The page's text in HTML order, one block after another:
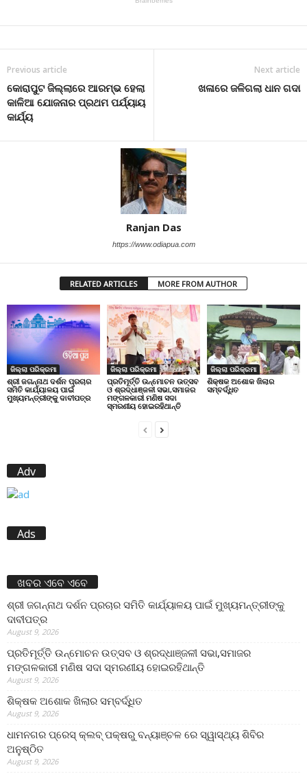
Previous article
କୋରାପୁଟ ଜିଲ୍ଲାରେ ଆରମ୍ଭ ହେଲା
କାଳିଆ ଯୋଜନାର ପ୍ରଥମ ପର୍ଯ୍ୟାୟ
କାର୍ଯ୍ୟ
Next article
ଖଳାରେ ଜଳିଗଲା ଧାନ ଗଦା
Ranjan Das
https://www.odiapua.com
RELATED ARTICLES MORE FROM AUTHOR
ଜିଲ୍ଲା ପରିକ୍ରମା
ଶ୍ରୀ ଜଗନ୍ନାଥ ଦର୍ଶନ ପ୍ରଚାର
ସମିତି କାର୍ଯ୍ୟାଳୟ ପାଇଁ
ମୁଖ୍ୟମନ୍ତ୍ରୀଙ୍କୁ ଦାବୀପତ୍ର
ଜିଲ୍ଲା ପରିକ୍ରମା
ପ୍ରତିମୂର୍ତ୍ତି ଉନ୍ମୋଚନ ଉତ୍ସବ
ଓ ଶ୍ରଦ୍ଧାଞ୍ଜଳୀ ସଭା,ସମାଜର
ମଙ୍ଗଳକାରୀ ମଣିଷ ସଦା
ସ୍ମରଣୀୟ ହୋଇରହିଥାନ୍ତି
ଜିଲ୍ଲା ପରିକ୍ରମା
ଶିକ୍ଷକ ଅଶୋକ ଖିଲାର
ସମ୍ବର୍ଦ୍ଧିତ
Adv
Ads
ଖବର ଏବେ ଏବେ
ଶ୍ରୀ ଜଗନ୍ନାଥ ଦର୍ଶନ ପ୍ରଚାର ସମିତି କାର୍ଯ୍ୟାଳୟ ପାଇଁ ମୁଖ୍ୟମନ୍ତ୍ରୀଙ୍କୁ
ଦାବୀପତ୍ର
August 9, 2026
ପ୍ରତିମୂର୍ତ୍ତି ଉନ୍ମୋଚନ ଉତ୍ସବ ଓ ଶ୍ରଦ୍ଧାଞ୍ଜଳୀ ସଭା,ସମାଜର
ମଙ୍ଗଳକାରୀ ମଣିଷ ସଦା ସ୍ମରଣୀୟ ହୋଇରହିଥାନ୍ତି
August 9, 2026
ଶିକ୍ଷକ ଅଶୋକ ଖିଲାର ସମ୍ବର୍ଦ୍ଧିତ
August 9, 2026
ଧାମନଗର ପ୍ରେସ୍ କ୍ଲବ୍ ପକ୍ଷରୁ ବନ୍ୟାଞ୍ଚଳ ରେ ସ୍ୱାସ୍ଥ୍ୟ ଶିବିର
ଅନୁଷ୍ଠିତ
August 9, 2026